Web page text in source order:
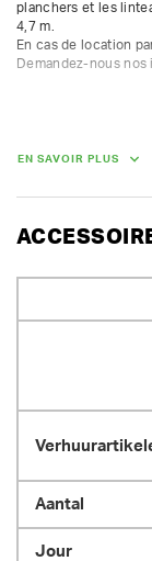
planchers et les
4,7 m.
En cas de location
Demandez-nous
EN SAVOIR PLUS